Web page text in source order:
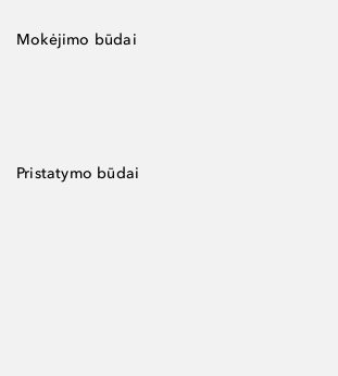
Mokėjimo būdai
Pristatymo būdai